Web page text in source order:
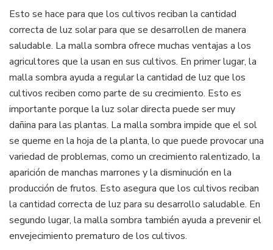
Esto se hace para que los cultivos reciban la cantidad
correcta de luz solar para que se desarrollen de manera
saludable. La malla sombra ofrece muchas ventajas a los
agricultores que la usan en sus cultivos. En primer lugar, la
malla sombra ayuda a regular la cantidad de luz que los
cultivos reciben como parte de su crecimiento. Esto es
importante porque la luz solar directa puede ser muy
dañina para las plantas. La malla sombra impide que el sol
se queme en la hoja de la planta, lo que puede provocar una
variedad de problemas, como un crecimiento ralentizado, la
aparición de manchas marrones y la disminución en la
producción de frutos. Esto asegura que los cultivos reciban
la cantidad correcta de luz para su desarrollo saludable. En
segundo lugar, la malla sombra también ayuda a prevenir el
envejecimiento prematuro de los cultivos.